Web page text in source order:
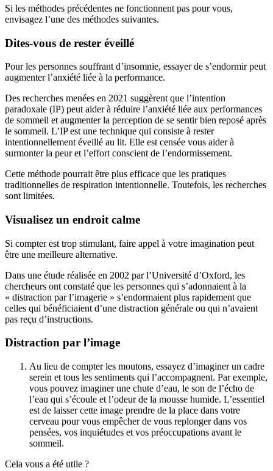
Si les méthodes précédentes ne fonctionnent pas pour vous,
envisagez l’une des méthodes suivantes.
Dites-vous de rester éveillé
Pour les personnes souffrant d’insomnie, essayer de s’endormir peut
augmenter l’anxiété liée à la performance.
Des recherches menées en 2021 suggèrent que l’intention
paradoxale (IP) peut aider à réduire l’anxiété liée aux performances
de sommeil et augmenter la perception de se sentir bien reposé après
le sommeil. L’IP est une technique qui consiste à rester
intentionnellement éveillé au lit. Elle est censée vous aider à
surmonter la peur et l’effort conscient de l’endormissement.
Cette méthode pourrait être plus efficace que les pratiques
traditionnelles de respiration intentionnelle. Toutefois, les recherches
sont limitées.
Visualisez un endroit calme
Si compter est trop stimulant, faire appel à votre imagination peut
être une meilleure alternative.
Dans une étude réalisée en 2002 par l’Université d’Oxford, les
chercheurs ont constaté que les personnes qui s’adonnaient à la
« distraction par l’imagerie » s’endormaient plus rapidement que
celles qui bénéficiaient d’une distraction générale ou qui n’avaient
pas reçu d’instructions.
Distraction par l’image
Au lieu de compter les moutons, essayez d’imaginer un cadre
serein et tous les sentiments qui l’accompagnent. Par exemple,
vous pouvez imaginer une chute d’eau, le son de l’écho de
l’eau qui s’écoule et l’odeur de la mousse humide. L’essentiel
est de laisser cette image prendre de la place dans votre
cerveau pour vous empêcher de vous replonger dans vos
pensées, vos inquiétudes et vos préoccupations avant le
sommeil.
Cela vous a été utile ?